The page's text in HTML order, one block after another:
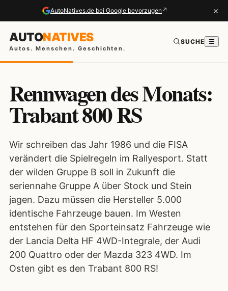
AutoNatives.de bei Google bevorzugen ↗ ×
AUTONATIVES
Autos. Menschen. Geschichten.
SUCHE ☰
Rennwagen des Monats:
Trabant 800 RS
Wir schreiben das Jahr 1986 und die FISA
verändert die Spielregeln im Rallyesport. Statt
der wilden Gruppe B soll in Zukunft die
seriennahe Gruppe A über Stock und Stein
jagen. Dazu müssen die Hersteller 5.000
identische Fahrzeuge bauen. Im Westen
entstehen für den Sporteinsatz Fahrzeuge wie
der Lancia Delta HF 4WD-Integrale, der Audi
200 Quattro oder der Mazda 323 4WD. Im
Osten gibt es den Trabant 800 RS!